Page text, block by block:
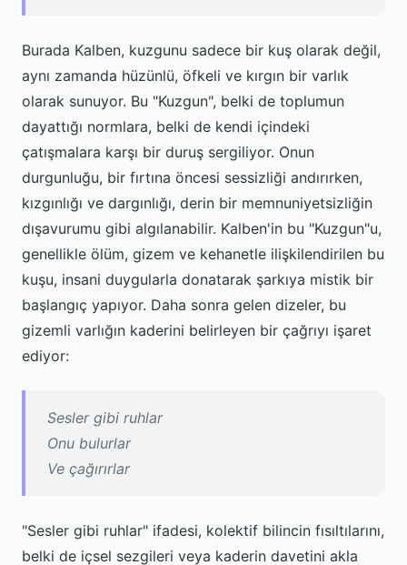
Burada Kalben, kuzgunu sadece bir kuş olarak değil,
aynı zamanda hüzünlü, öfkeli ve kırgın bir varlık
olarak sunuyor. Bu "Kuzgun", belki de toplumun
dayattığı normlara, belki de kendi içindeki
çatışmalara karşı bir duruş sergiliyor. Onun
durgunluğu, bir fırtına öncesi sessizliği andırırken,
kızgınlığı ve dargınlığı, derin bir memnuniyetsizliğin
dışavurumu gibi algılanabilir. Kalben'in bu "Kuzgun"u,
genellikle ölüm, gizem ve kehanetle ilişkilendirilen bu
kuşu, insani duygularla donatarak şarkıya mistik bir
başlangıç yapıyor. Daha sonra gelen dizeler, bu
gizemli varlığın kaderini belirleyen bir çağrıyı işaret
ediyor:
Sesler gibi ruhlar
Onu bulurlar
Ve çağırırlar
"Sesler gibi ruhlar" ifadesi, kolektif bilincin fısıltılarını,
belki de içsel sezgileri veya kaderin davetini akla